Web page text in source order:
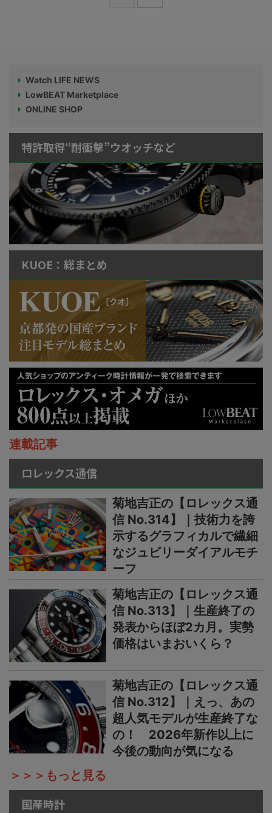
Watch LIFE NEWS
LowBEAT Marketplace
ONLINE SHOP
特許取得“耐衝撃”ウオッチなど
KUOE：総まとめ
連載記事
ロレックス通信
菊地吉正の【ロレックス通
信 No.314】｜技術力を誇
示するグラフィカルで繊細
なジュビリーダイアルモチ
ーフ
菊地吉正の【ロレックス通
信 No.313】｜生産終了の
発表からほぼ2カ月。実勢
価格はいまおいくら？
菊地吉正の【ロレックス通
信 No.312】｜えっ、あの
超人気モデルが生産終了な
の！ 2026年新作以上に
今後の動向が気になる
＞＞＞もっと見る
国産時計